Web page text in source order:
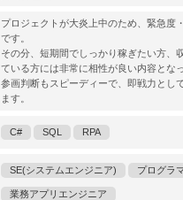
プロジェクトが大炎上中のため、緊急度
です。
その分、短期間でしっかり稼ぎたい方、
ている方には非常に相性が良い内容とな
参画判断もスピーディーで、即戦力とし
ます。
C# SQL RPA
SE(システムエンジニア) プログラ
業務アプリエンジニア